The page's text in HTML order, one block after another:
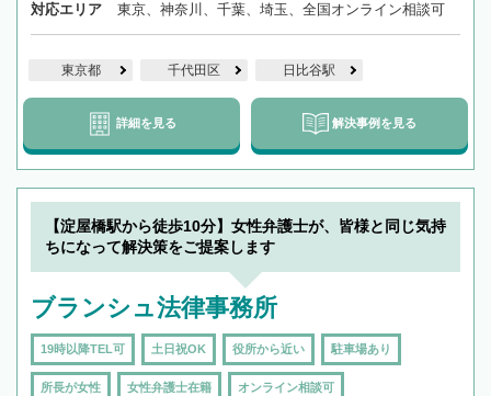
対応エリア 東京、神奈川、千葉、埼玉、全国オンライン相談可
東京都 千代田区 日比谷駅
詳細を見る 解決事例を見る
【淀屋橋駅から徒歩10分】女性弁護士が、皆様と同じ気持
ちになって解決策をご提案します
ブランシュ法律事務所
19時以降TEL可 土日祝OK 役所から近い 駐車場あり
所長が女性 女性弁護士在籍 オンライン相談可